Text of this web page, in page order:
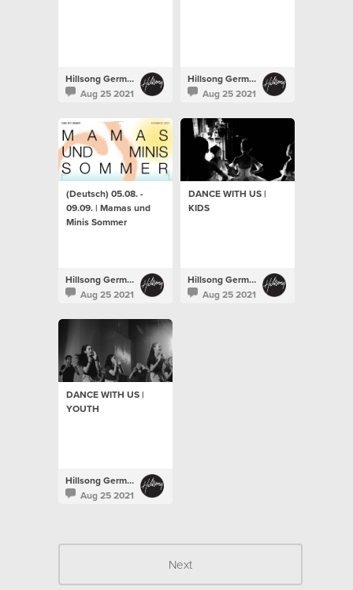
Hillsong Germany
Aug 25 2021
Hillsong Germany
Aug 25 2021
(Deutsch) 05.08. -
09.09. | Mamas und
Minis Sommer
Hillsong Germany
Aug 25 2021
DANCE WITH US |
KIDS
Hillsong Germany
Aug 25 2021
DANCE WITH US |
YOUTH
Hillsong Germany
Aug 25 2021
Next